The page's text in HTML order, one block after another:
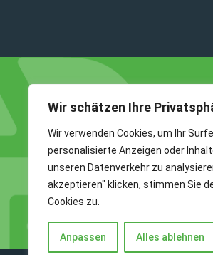
Wir schätzen Ihre
Wir verwenden Cookies, um Ihr
personalisierte Anzeigen oder
unseren Datenverkehr zu
akzeptieren" klicken, stimmen Sie
Cookies zu.
Anpassen Alles ablehnen
So finden
A+P GmbH & Co.